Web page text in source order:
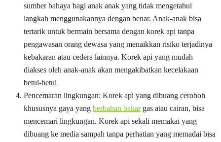
sumber bahaya bagi anak anak yang tidak mengetahui
langkah menggunakannya dengan benar. Anak-anak bisa
tertarik untuk bermain bersama dengan korek api tanpa
pengawasan orang dewasa yang menaikkan risiko terjadinya
kebakaran atau cedera lainnya. Korek api yang mudah
diakses oleh anak-anak akan mengakibatkan kecelakaan
betul-betul
Pencemaran lingkungan: Korek api yang dibuang ceroboh
khususnya gaya yang berbahan bakargas atau cairan, bisa
mencemari lingkungan. Korek api sekali memakai yang
dibuang ke media sampah tanpa perhatian yang memadai bisa